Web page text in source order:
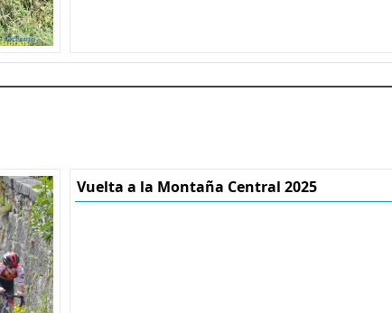
Vuelta a la Montaña Central 2025